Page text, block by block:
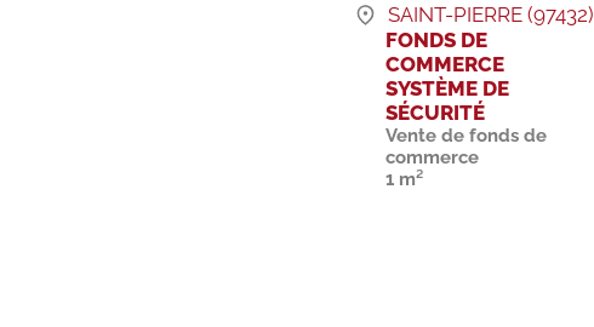
SAINT-PIERRE (97432)
FONDS DE
COMMERCE
SYSTÈME DE
SÉCURITÉ
Vente de fonds de
commerce
1 m²